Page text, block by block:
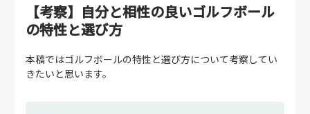
【考察】自分と相性の良いゴルフボール
の特性と選び方
本稿ではゴルフボールの特性と選び方について考察してい
きたいと思います。